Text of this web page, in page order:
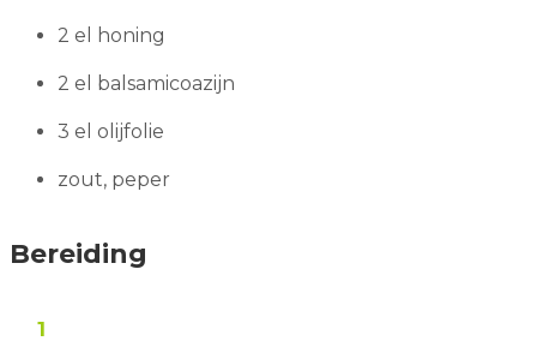
2 el honing
2 el balsamicoazijn
3 el olijfolie
zout, peper
Bereiding